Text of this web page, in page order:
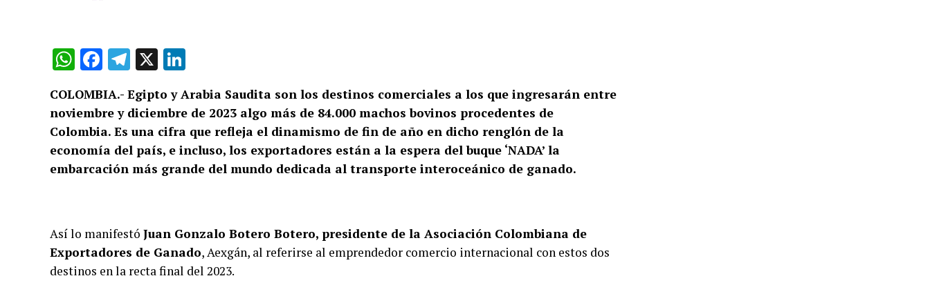
WhatsApp
Facebook
Telegram
X
COLOMBIA.- Egipto y Arabia Saudita son los destinos comerciales a los que ingresarán entre
noviembre y diciembre de 2023 algo más de 84.000 machos bovinos procedentes de
Colombia. Es una cifra que refleja el dinamismo de fin de año en dicho renglón de la
economía del país, e incluso, los exportadores están a la espera del buque ‘NADA’ la
embarcación más grande del mundo dedicada al transporte interoceánico de ganado.
Así lo manifestó Juan Gonzalo Botero Botero, presidente de la Asociación Colombiana de
Exportadores de Ganado, Aexgán, al referirse al emprendedor comercio internacional con estos dos
destinos en la recta final del 2023.